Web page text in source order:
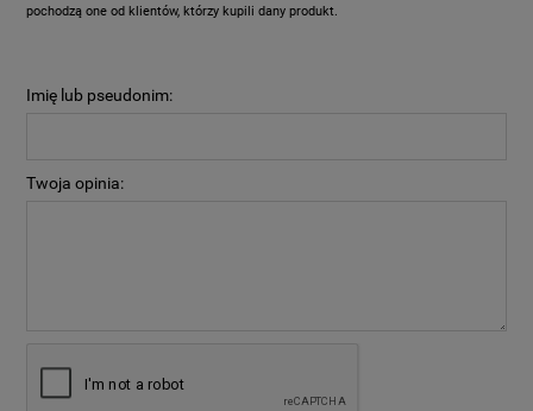
pochodzą one od klientów, którzy kupili dany produkt.
Imię lub pseudonim:
Twoja opinia: